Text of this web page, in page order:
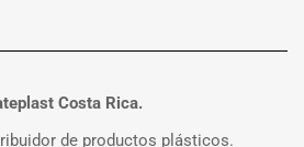
Costa Rica.
de productos plásticos.